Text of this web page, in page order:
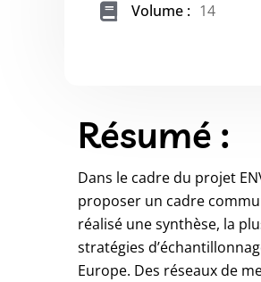
Volume : 14
Résumé :
Dans le cadre du projet
proposer un cadre
réalisé une synthèse, la
stratégies
Europe. Des réseaux de